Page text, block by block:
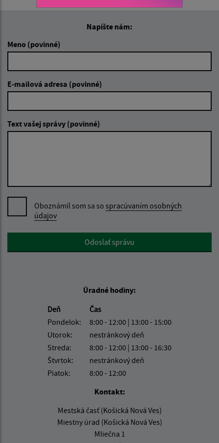
Napíšte nám:
Meno (povinné)
E-mailová adresa (povinné)
Text vašej správy (povinné)
Oboznámil som sa so spracúvaním osobných
údajov
Google reCaptcha ResponseOdoslať správu
Úradné hodiny:
Deň
Čas
Pondelok:
8:00 - 12:00 | 13:00 - 15:00
Utorok:
nestránkový deň
Streda:
8:00 - 12:00 | 13:00 - 16:30
Štvrtok:
nestránkový deň
Piatok:
8:00 - 12:00
Kontakt:
Mestská časť (Košická Nová Ves)
Miestny úrad (Košická Nová Ves)
Mliečna 1